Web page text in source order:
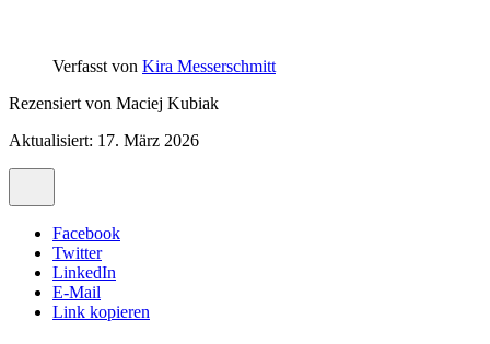
Verfasst von Kira Messerschmitt
Rezensiert von Maciej Kubiak
Aktualisiert: 17. März 2026
Facebook
Twitter
LinkedIn
E-Mail
Link kopieren